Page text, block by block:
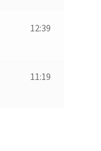
12:39
11:19